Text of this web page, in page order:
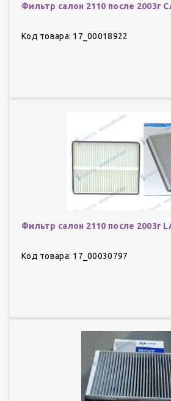
Фильтр салон 2110 после 2003г
Код товара: 17_00018922
Фильтр салон 2110 после 2003г
Код товара: 17_00030797